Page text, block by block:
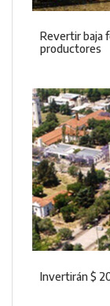
Revertir baja
productores
Invertirán $